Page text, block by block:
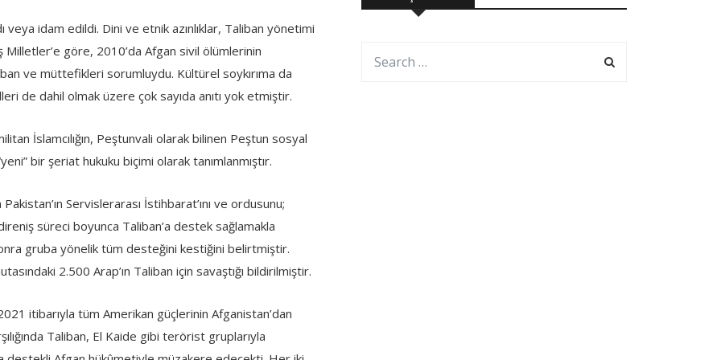
veya idam edildi. Dini ve etnik azınlıklar, Taliban yönetimi
Milletler’e göre, 2010’da Afgan sivil ölümlerinin
ve müttefikleri sorumluydu. Kültürel soykırıma da
de dahil olmak üzere çok sayıda anıtı yok etmiştir.
İslamcılığın, Peştunvali olarak bilinen Peştun sosyal
bir şeriat hukuku biçimi olarak tanımlanmıştır.
Servislerarası İstihbarat’ını ve ordusunu;
süreci boyunca Taliban’a destek sağlamakla
gruba yönelik tüm desteğini kestiğini belirtmiştir.
2.500 Arap’ın Taliban için savaştığı bildirilmiştir.
itibarıyla tüm Amerikan güçlerinin Afganistan’dan
Taliban, El Kaide gibi terörist gruplarıyla